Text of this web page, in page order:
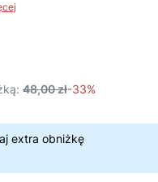
48,00 zł-33%
extra obniżkę